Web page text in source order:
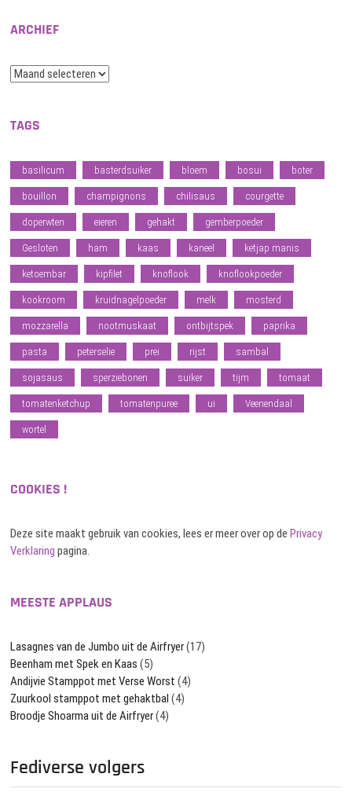
ARCHIEF
Archief
TAGS
basilicum basterdsuiker bloem bosui boter
bouillon champignons chilisaus courgette
doperwten eieren gehakt gemberpoeder
Gesloten ham kaas kaneel ketjap manis
ketoembar kipfilet knoflook knoflookpoeder
kookroom kruidnagelpoeder melk mosterd
mozzarella nootmuskaat ontbijtspek paprika
pasta peterselie prei rijst sambal
sojasaus sperziebonen suiker tijm tomaat
tomatenketchup tomatenpuree ui Veenendaal
wortel
COOKIES !
Deze site maakt gebruik van cookies, lees er meer over op dePrivacy
Verklaring pagina.
MEESTE APPLAUS
Lasagnes van de Jumbo uit de Airfryer(17)
Beenham met Spek en Kaas (5)
Andijvie Stamppot met Verse Worst (4)
Zuurkool stamppot met gehaktbal (4)
Broodje Shoarma uit de Airfryer(4)
Fediverse volgers